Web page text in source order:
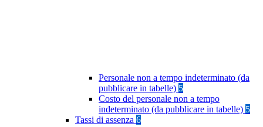
Personale non a tempo indeterminato (da
pubblicare in tabelle) 5
Costo del personale non a tempo
indeterminato (da pubblicare in tabelle) 5
Tassi di assenza 6